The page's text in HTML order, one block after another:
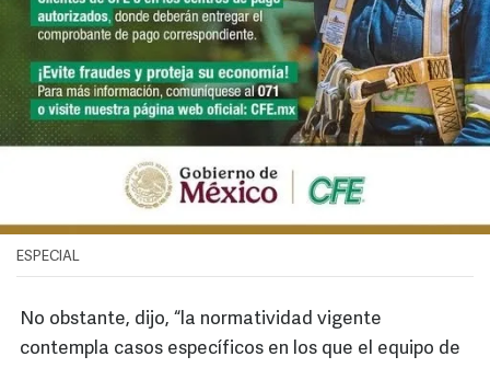
ESPECIAL
No obstante, dijo, “la normatividad vigente
contempla casos específicos en los que el equipo de